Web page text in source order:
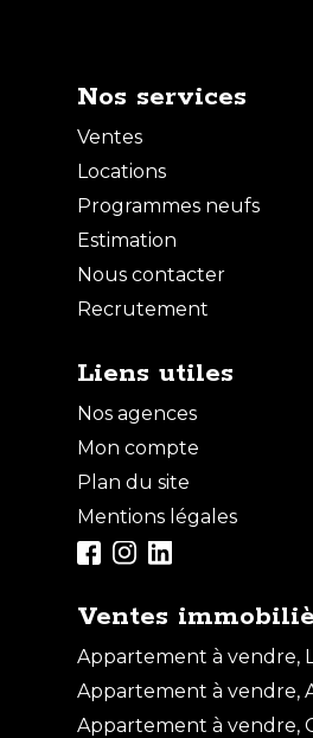
Vente
VENTE
Nos services
Ventes
Locations
Programmes neufs
Estimation
Nous contacter
Recrutement
Liens utiles
Nos agences
Mon compte
Plan du site
Mentions légales
Ventes
Appartement à vendre,
Appartement à vendre,
Appartement à vendre,